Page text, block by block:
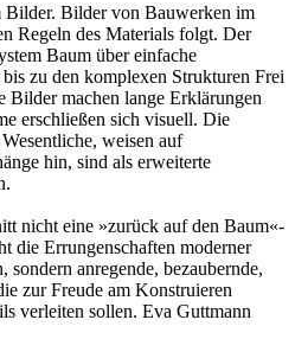
Bilder. Bilder von Bauwerken im
Regeln des Materials folgt. Der
Baum über einfache
zu den komplexen Strukturen Frei
Bilder machen lange Erklärungen
erschließen sich visuell. Die
weisen auf
hin, sind als erweiterte
nicht eine »zurück auf den Baum«-
die Errungenschaften moderner
anregende, bezaubernde,
zur Freude am Konstruieren
verleiten sollen. Eva Guttmann